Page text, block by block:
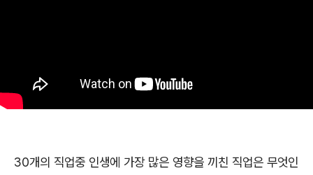
30개의 직업중 인생에 가장 많은 영향을 끼친 직업은 무엇인